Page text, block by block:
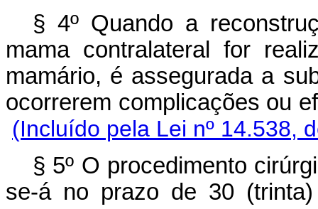
§ 4º Quando a
mama contralateral for
mamário, é assegurada a
ocorrerem complicações ou
(Incluído pela Lei nº 14.538,
§ 5º O procedimento
se-á no prazo de 30